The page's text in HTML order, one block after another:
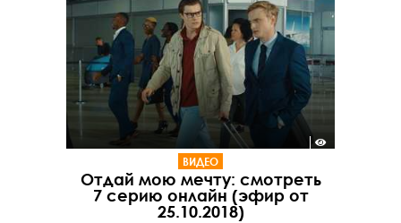
ВИДЕО
Отдай мою мечту: смотреть
7 серию онлайн (эфир от
25.10.2018)